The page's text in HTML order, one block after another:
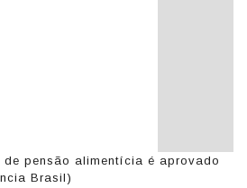
de pensão alimentícia é aprovado
Brasil)